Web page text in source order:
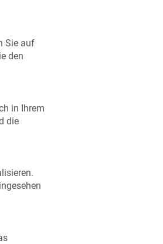
Sie auf
den
in Ihrem
die